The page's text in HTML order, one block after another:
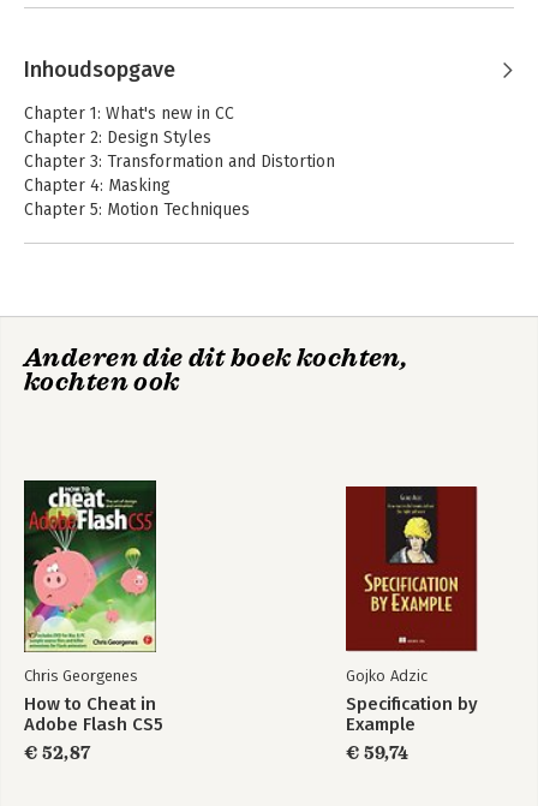
Inhoudsopgave
Chapter 1: What's new in CC
Chapter 2: Design Styles
Chapter 3: Transformation and Distortion
Chapter 4: Masking
Chapter 5: Motion Techniques
Anderen die dit boek kochten,
kochten ook
Chris Georgenes
How to Cheat in
Adobe Flash CS5
€ 52,87
Gojko Adzic
Specification by
Example
€ 59,74